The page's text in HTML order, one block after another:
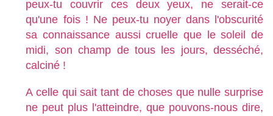
peux-tu couvrir ces deux yeux, ne serait-ce
qu'une fois ! Ne peux-tu noyer dans l'obscurité
sa connaissance aussi cruelle que le soleil de
midi, son champ de tous les jours, desséché,
calciné !
A celle qui sait tant de choses que nulle surprise
ne peut plus l'atteindre, que pouvons-nous dire,